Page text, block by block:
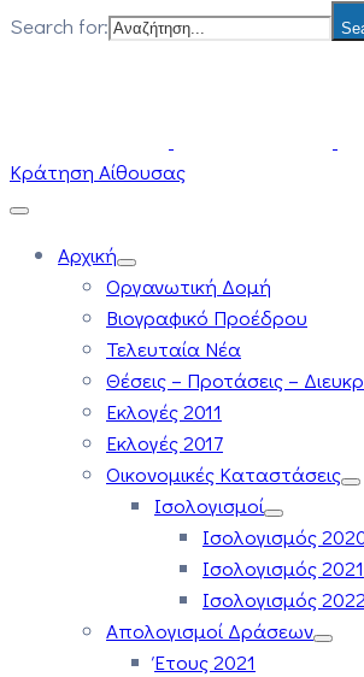
Search for:
Κράτηση Αίθουσας
Αρχική
Οργανωτική Δομή
Βιογραφικό Προέδρου
Τελευταία Νέα
Θέσεις – Προτάσεις –
Εκλογές 2011
Εκλογές 2017
Οικονομικές Καταστάσεις
Ισολογισμοί
Ισολογισμός
Ισολογισμός 2021
Ισολογισμός 2022
Απολογισμοί Δράσεων
Έτους 2021